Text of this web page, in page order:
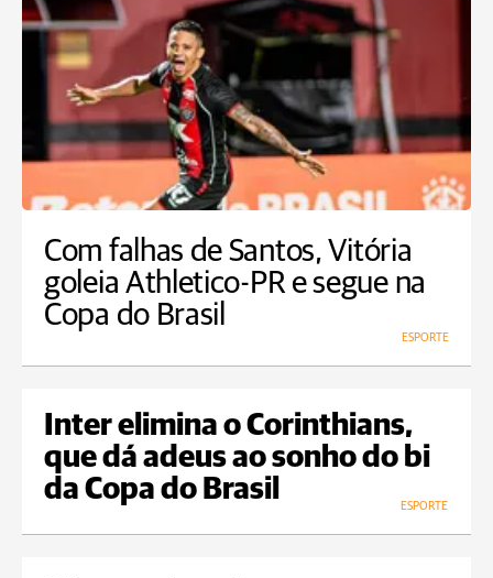
Com falhas de Santos, Vitória
goleia Athletico-PR e segue na
Copa do Brasil
ESPORTE
Inter elimina o Corinthians,
que dá adeus ao sonho do bi
da Copa do Brasil
ESPORTE